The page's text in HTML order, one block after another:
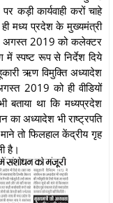
कड़ी कार्यवाही करों चाहे
मध्य प्रदेश के मुख्यमंत्री
अगस्त 2019 को कलेक्टर
में स्पष्ट रूप से निर्देश दिये
ऋण विमुक्ति अध्यादेश
2019 को ही वीडियों
था कि मध्यप्रदेश
का अध्यादेश भी राष्ट्रपति
तो फिलहाल केंद्रीय गृह
है।